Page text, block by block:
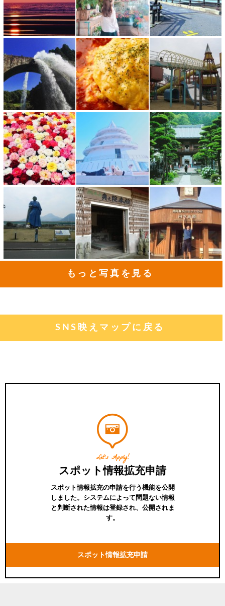
もっと写真を見る
SNS映えマップに戻る
Let's Apply!
スポット情報拡充申請
スポット情報拡充の申請を行う機能を公開
しました。システムによって問題ない情報
と判断された情報は登録され、公開されま
す。
スポット情報拡充申請